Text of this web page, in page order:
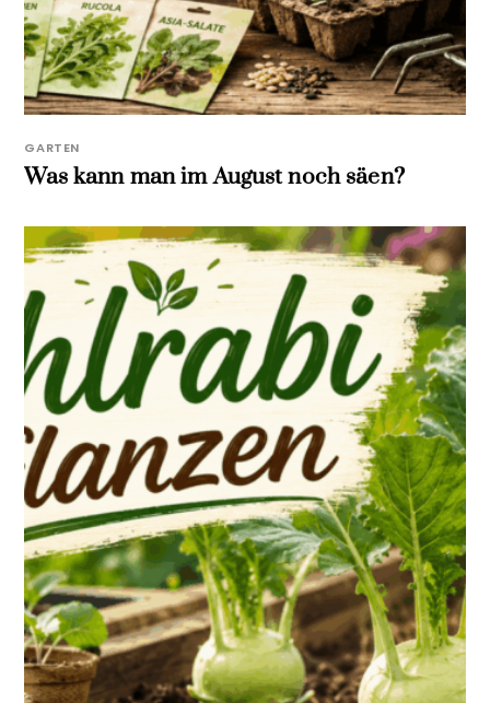
GARTEN
Was kann man im August noch säen?